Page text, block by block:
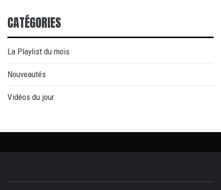
CATÉGORIES
La Playlist du mois
Nouveautés
Vidéos du jour